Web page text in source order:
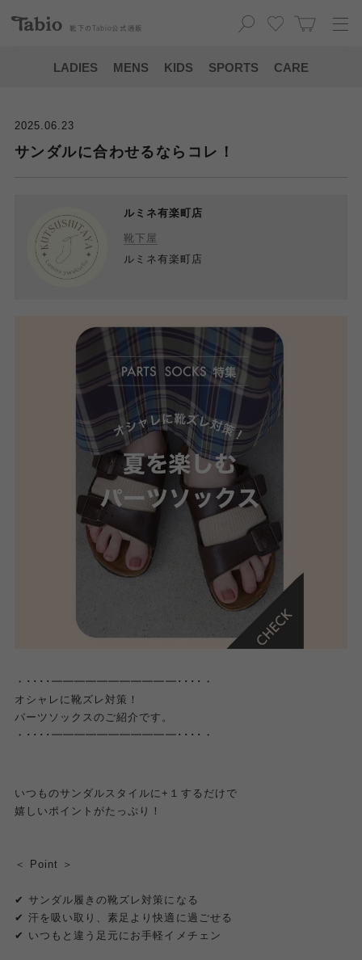
靴下の Tabio 公式通販
LADIES MENS KIDS SPORTS CARE
2025.06.23
サンダルに合わせるならコレ！
ルミネ有楽町店
靴下屋
ルミネ有楽町店
・････━━━━━━━━━━━････・
オシャレに靴ズレ対策！
パーツソックスのご紹介です。
・････━━━━━━━━━━━････・
いつものサンダルスタイルに+１するだけで
嬉しいポイントがたっぷり！
＜ Point ＞
✔︎ サンダル履きの靴ズレ対策になる
✔︎ 汗を吸い取り、素足より快適に過ごせる
✔︎ いつもと違う足元にお手軽イメチェン